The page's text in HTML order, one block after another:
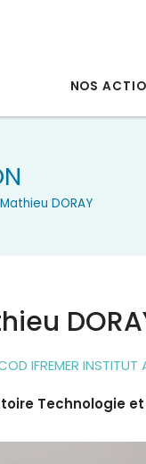
NOS
DORAY
IFREMER INSTITUT
Technologie